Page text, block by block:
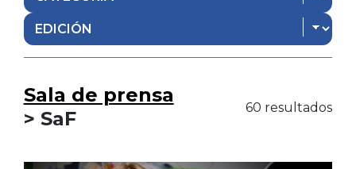
Sala de prensa
> SaF
60 resultados